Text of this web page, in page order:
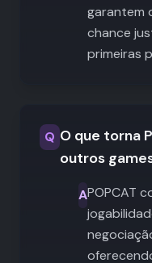
garantem
chance
primeiras
Q O que torna
outros
APOPCAT